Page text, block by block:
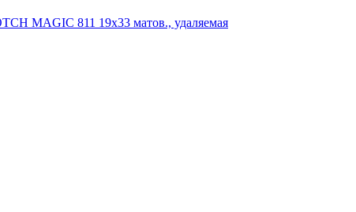
MAGIC 811 19х33 матов., удаляемая